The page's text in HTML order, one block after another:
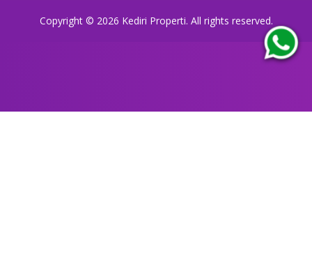
Copyright © 2026 Kediri Properti. All rights reserved.